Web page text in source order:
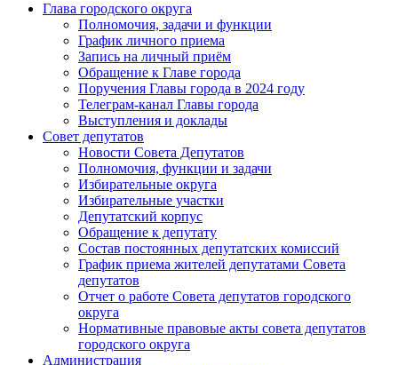
Глава городского округа
Полномочия, задачи и функции
График личного приема
Запись на личный приём
Обращение к Главе города
Поручения Главы города в 2024 году
Телеграм-канал Главы города
Выступления и доклады
Совет депутатов
Новости Совета Депутатов
Полномочия, функции и задачи
Избирательные округа
Избирательные участки
Депутатский корпус
Обращение к депутату
Состав постоянных депутатских комиссий
График приема жителей депутатами Совета
депутатов
Отчет о работе Совета депутатов городского
округа
Нормативные правовые акты совета депутатов
городского округа
Администрация